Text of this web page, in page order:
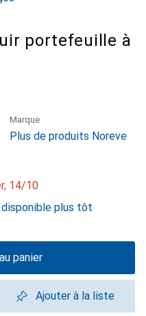
portefeuille à
Marque
Plus de produits Noreve
14/10
plus tôt
panier
Ajouter à la liste